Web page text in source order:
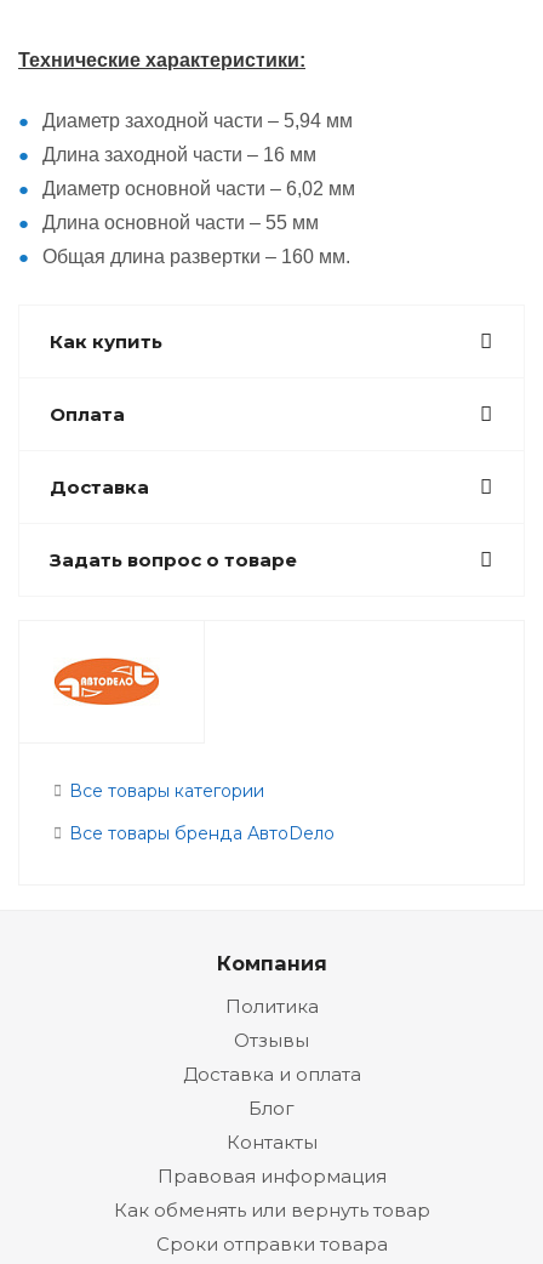
Технические характеристики:
Диаметр заходной части – 5,94 мм
Длина заходной части – 16 мм
Диаметр основной части – 6,02 мм
Длина основной части – 55 мм
Общая длина развертки – 160 мм.
Как купить
Оплата
Доставка
Задать вопрос о товаре
Все товары категории
Все товары бренда АвтоDело
Компания
Политика
Отзывы
Доставка и оплата
Блог
Контакты
Правовая информация
Как обменять или вернуть товар
Сроки отправки товара